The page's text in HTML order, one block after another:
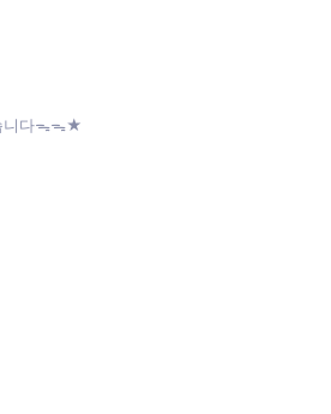
습니다ᯓᯓ★